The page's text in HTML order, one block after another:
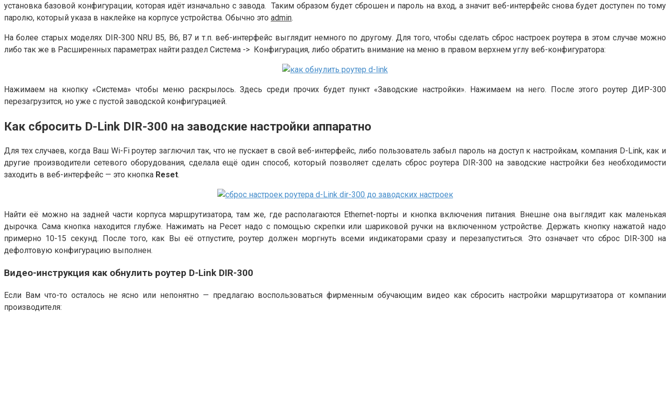
установка базовой конфигурации, которая идёт изначально с завода. Таким образом будет сброшен и пароль на вход, а значит веб-интерфейс снова будет доступен по тому
паролю, который указа в наклейке на корпусе устройства. Обычно это admin.
На более старых моделях DIR-300 NRU B5, B6, B7 и т.п. веб-интерфейс выглядит немного по другому. Для того, чтобы сделать сброс настроек роутера в этом случае можно
либо так же в Расширенных параметрах найти раздел Система -> Конфигурация, либо обратить внимание на меню в правом верхнем углу веб-конфигуратора:
Нажимаем на кнопку «Система» чтобы меню раскрылось. Здесь среди прочих будет пункт «Заводские настройки». Нажимаем на него. После этого роутер ДИР-300
перезагрузится, но уже с пустой заводской конфигурацией.
Как сбросить D-Link DIR-300 на заводские настройки аппаратно
Для тех случаев, когда Ваш Wi-Fi роутер заглючил так, что не пускает в свой веб-интерфейс, либо пользователь забыл пароль на доступ к настройкам, компания D-Link, как и
другие производители сетевого оборудования, сделала ещё один способ, который позволяет сделать сброс роутера DIR-300 на заводские настройки без необходимости
заходить в веб-интерфейс — это кнопка Reset.
Найти её можно на задней части корпуса маршрутизатора, там же, где располагаются Ethernet-порты и кнопка включения питания. Внешне она выглядит как маленькая
дырочка. Сама кнопка находится глубже. Нажимать на Ресет надо с помощью скрепки или шариковой ручки на включенном устройстве. Держать кнопку нажатой надо
примерно 10-15 секунд. После того, как Вы её отпустите, роутер должен моргнуть всеми индикаторами сразу и перезапуститься. Это означает что сброс DIR-300 на
дефолтовую конфигурацию выполнен.
Видео-инструкция как обнулить роутер D-Link DIR-300
Если Вам что-то осталось не ясно или непонятно — предлагаю воспользоваться фирменным обучающим видео как сбросить настройки маршрутизатора от компании
производителя: